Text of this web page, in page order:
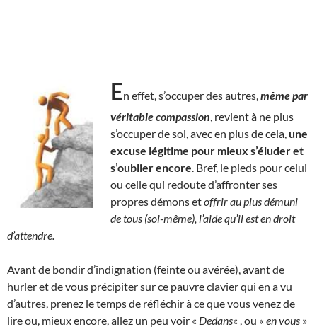
En effet, s’occuper des autres, même par
véritable compassion , revient à ne plus
s’occuper de soi, avec en plus de cela, une
excuse légitime pour mieux s’éluder et
s’oublier encore . Bref, le pieds pour celui
ou celle qui redoute d’affronter ses
propres démons etoffrir au plus démuni
de tous (soi-même), l’aide qu’il est en droit
d’attendre.
Avant de bondir d’indignation (feinte ou avérée), avant de
hurler et de vous précipiter sur ce pauvre clavier qui en a vu
d’autres, prenez le temps de réfléchir à ce que vous venez de
lire ou, mieux encore, allez un peu voir « Dedans« , ou « en vous »